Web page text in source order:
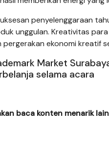
penyelenggaraan
unggulan. Kreativitas
pergerakan ekonomi kreatif
Market
selama acara
baca konten menarik